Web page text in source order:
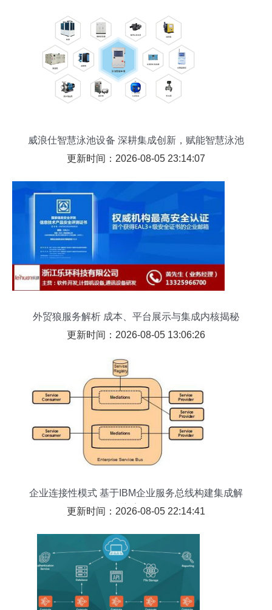
威浪仕智慧泳池设备 深耕集成创新，赋能智慧泳池
控制系统新纪元
更新时间：2026-08-05 23:14:07
外贸狼服务解析 成本、平台展示与集成内核揭秘
更新时间：2026-08-05 13:06:26
企业连接性模式 基于IBM企业服务总线构建集成解
决方案战略
更新时间：2026-08-05 22:14:41